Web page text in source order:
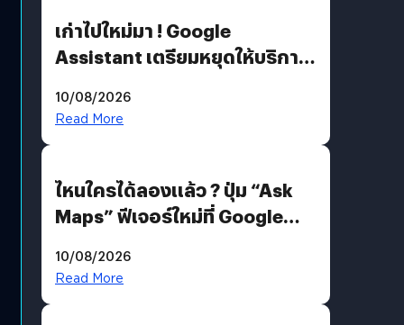
เก่าไปใหม่มา ! Google
Assistant เตรียมหยุดให้บริการ
แทน
10/08/2026
Read More
ไหนใครได้ลองแล้ว ? ปุ่ม “Ask
Maps” ฟีเจอร์ใหม่ที่ Google
คุยกับแผนที่ได้แล้ว
10/08/2026
Read More